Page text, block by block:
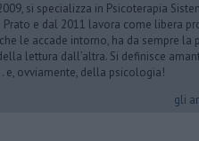
si specializza in Psicoterapia
Prato e dal 2011 lavora come libera
le accade intorno, ha da sempre la
lettura dall’altra. Si definisce
e, ovviamente, della psicologia!
gli